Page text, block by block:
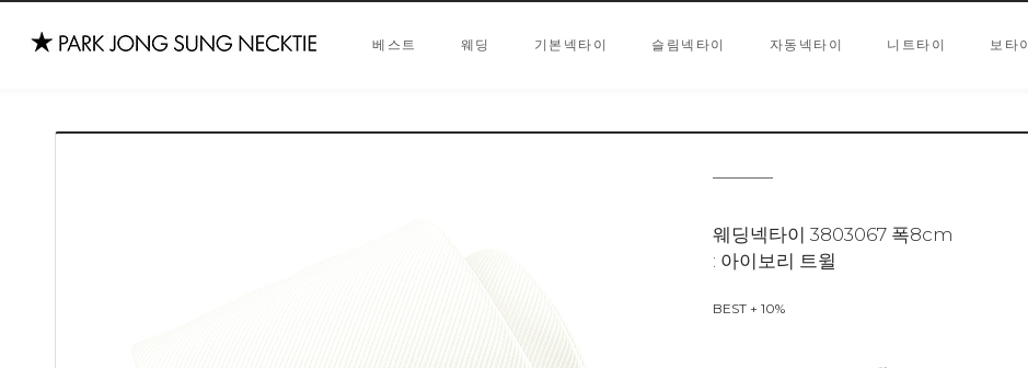
베스트 웨딩 기본넥타이 슬림넥타이 자동넥타이 니트타이 보타이
웨딩넥타이 3803067 폭8cm
: 아이보리 트윌
BEST + 10%